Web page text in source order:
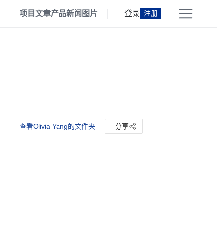
项目文章产品新闻 图片 登录 注册
查看Olivia Yang的文件夹 分享